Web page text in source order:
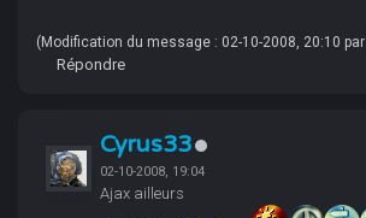
(Modification du message : 02-10-2008, 20:10 par
Répondre
Cyrus33
02-10-2008, 19:04
Ajax ailleurs